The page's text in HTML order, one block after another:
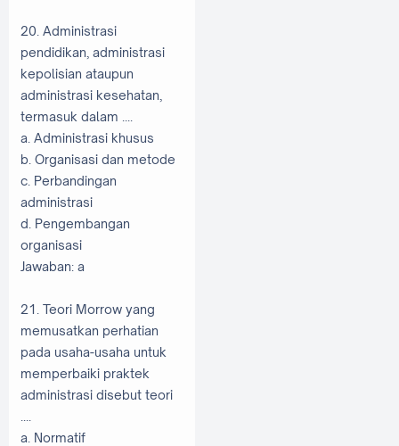
20. Administrasi
pendidikan, administrasi
kepolisian ataupun
administrasi kesehatan,
termasuk dalam ....
a. Administrasi khusus
b. Organisasi dan metode
c. Perbandingan
administrasi
d. Pengembangan
organisasi
Jawaban: a
21. Teori Morrow yang
memusatkan perhatian
pada usaha-usaha untuk
memperbaiki praktek
administrasi disebut teori
a. Normatif